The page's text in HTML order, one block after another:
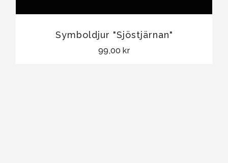
Symboldjur "Sjöstjärnan"
99,00 kr